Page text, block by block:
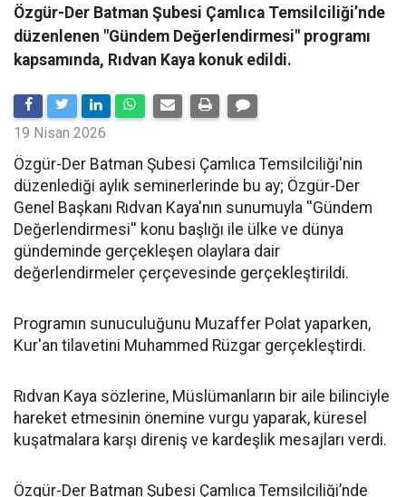
Özgür-Der Batman Şubesi Çamlıca Temsilciliği’nde
düzenlenen "Gündem Değerlendirmesi" programı
kapsamında, Rıdvan Kaya konuk edildi.
19 Nisan 2026
​Özgür-Der Batman Şubesi Çamlıca Temsilciliği'nin
düzenlediği aylık seminerlerinde bu ay; Özgür-Der
Genel Başkanı Rıdvan Kaya'nın sunumuyla ''Gündem
Değerlendirmesi'' konu başlığı ile ülke ve dünya
gündeminde gerçekleşen olaylara dair
değerlendirmeler çerçevesinde gerçekleştirildi.
Programın sunuculuğunu Muzaffer Polat yaparken,
Kur'an tilavetini Muhammed Rüzgar gerçekleştirdi.
Rıdvan Kaya sözlerine, Müslümanların bir aile bilinciyle
hareket etmesinin önemine vurgu yaparak, küresel
kuşatmalara karşı direniş ve kardeşlik mesajları verdi.
Özgür-Der Batman Şubesi Çamlıca Temsilciliği’nde